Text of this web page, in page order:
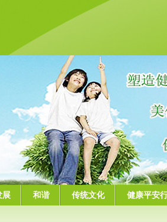
展 和谐 传统文化 健康平安